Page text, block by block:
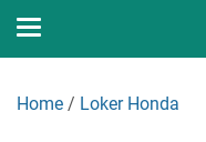
Home / Loker Honda